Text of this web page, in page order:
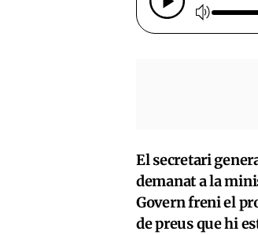
El secretari
demanat a la
Govern freni el
de preus que hi